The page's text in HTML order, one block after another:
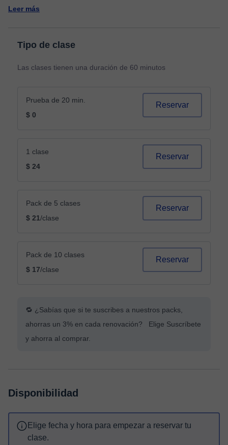
Leer más
Tipo de clase
Las clases tienen una duración de 60 minutos
Prueba de 20 min.
$ 0
Reservar
1 clase
$ 24
Reservar
Pack de 5 clases
$ 21/clase
Reservar
Pack de 10 clases
$ 17/clase
Reservar
🔁 ¿Sabías que si te suscribes a nuestros packs,
ahorras un 3% en cada renovación? Elige Suscríbete
y ahorra al comprar.
Disponibilidad
Elige fecha y hora para empezar a reservar tu
clase.